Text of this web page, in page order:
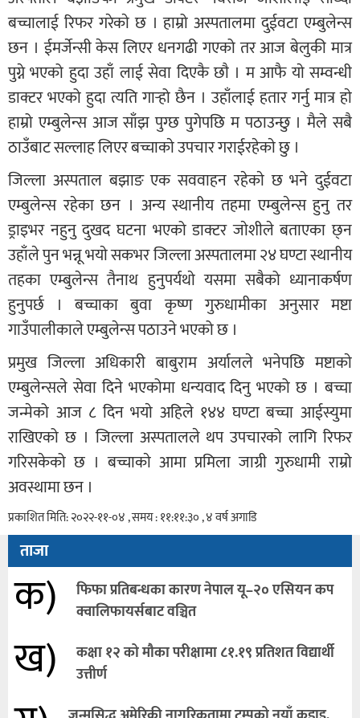
बच्चालाई रिफर गरेकाे छ । हाम्रो अस्पतालमा दुईवटा एम्बुलेन्स
छन । ईमर्जेन्सी केस लिएर धनगढी गएको तर आज बेलुकी मात्र
पुग्ने भएको हुदा उहाँ लाई सेवा दिएकै छाै । म आफै याे सम्वन्धी
डाक्टर भएको हुदा त्यति गार्‍हो छैन । उहाँलाई हतार गर्नु मात्र हाे
हाम्रो एम्बुलेन्स आज साँझ पुग्छ पुगेपछि म पठाउन्छु । मैले सबै
ठाउँबाट सल्लाह लिएर बच्चाकाे उपचार गराईरहेकाे छु ।
जिल्ला अस्पताल बझाङ एक सववाहन रहेकाे छ भने दुईवटा
एम्बुलेन्स रहेका छन । अन्य स्थानीय तहमा एम्बुलेन्स हुनु तर
ड्राइभर नहुनु दुखद घटना भएको डाक्टर जाेशीले बताएका छ्न
उहाँले पुन भन्नू भयाे सकभर जिल्ला अस्पतालमा २४ घण्टा स्थानीय
तहका एम्बुलेन्स तैनाथ हुनुपर्यथाे यसमा सबैको ध्यानाकर्षण
हुनुपर्छ । बच्चाका बुवा कृष्ण गुरुधामीका अनुसार मष्टा
गाउँपालीकाले एम्बुलेन्स पठाउने भएको छ ।
प्रमुख जिल्ला अधिकारी बाबुराम अर्यालले भनेपछि मष्टाकाे
एम्बुलेन्सले सेवा दिने भएकोमा धन्यवाद दिनु भएको छ । बच्चा
जन्मेको आज ८ दिन भयाे अहिले १४४ घण्टा बच्चा आईस्युमा
राखिएको छ । जिल्ला अस्पतालले थप उपचारको लागि रिफर
गरिसकेको छ । बच्चाकाे आमा प्रमिला जाग्री गुरुधामी राम्रो
अवस्थामा छन ।
प्रकाशित मिति: २०२२-११-०४ , समय : ११:११:३० , ४ वर्ष अगाडि
ताजा
क)
फिफा प्रतिबन्धका कारण नेपाल यू–२० एसियन कप
क्वालिफायर्सबाट वञ्चित
ख)
कक्षा १२ को मौका परीक्षामा ८१.१९ प्रतिशत विद्यार्थी
उत्तीर्ण